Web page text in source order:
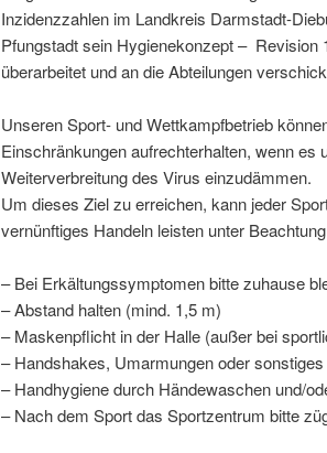
Inzidenzzahlen im Landkreis Darmstadt-
Pfungstadt sein Hygienekonzept – Revision
überarbeitet und an die Abteilungen
Unseren Sport- und Wettkampfbetrieb
Einschränkungen aufrechterhalten, wenn es
Weiterverbreitung des Virus einzudämmen.
Um dieses Ziel zu erreichen, kann jeder
vernünftiges Handeln leisten unter
– Bei Erkältungssymptomen bitte zuhause
– Abstand halten (mind. 1,5 m)
– Maskenpflicht in der Halle (außer bei
– Handshakes, Umarmungen oder
– Handhygiene durch Händewaschen und/
– Nach dem Sport das Sportzentrum bitte